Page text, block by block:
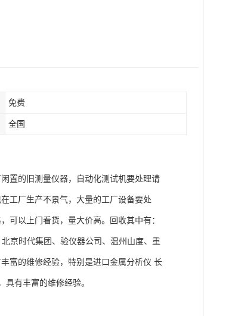
免费
全国
置的旧测量仪器，自动化测试机要处理请
工厂生产不景气，大量的工厂设备要处
可以上门看货，量大价高。回收其中有：
京时代集团、验仪器公司、温州山度、重
富的维修经验，特别是进口金属分析仪 长
有丰富的维修经验。